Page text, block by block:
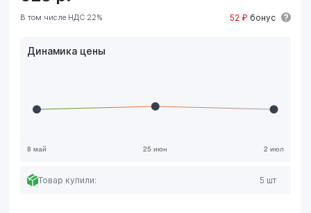
В том числе НДС 22% 52 ₽ бонус
Динамика цены
Товар купили: 5 шт